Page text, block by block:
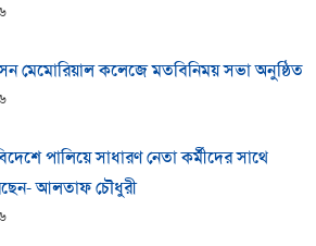
মেমোরিয়াল কলেজে মতবিনিময় সভা অনুষ্ঠিত
পালিয়ে সাধারণ নেতা কর্মীদের সাথে
আলতাফ চৌধুরী